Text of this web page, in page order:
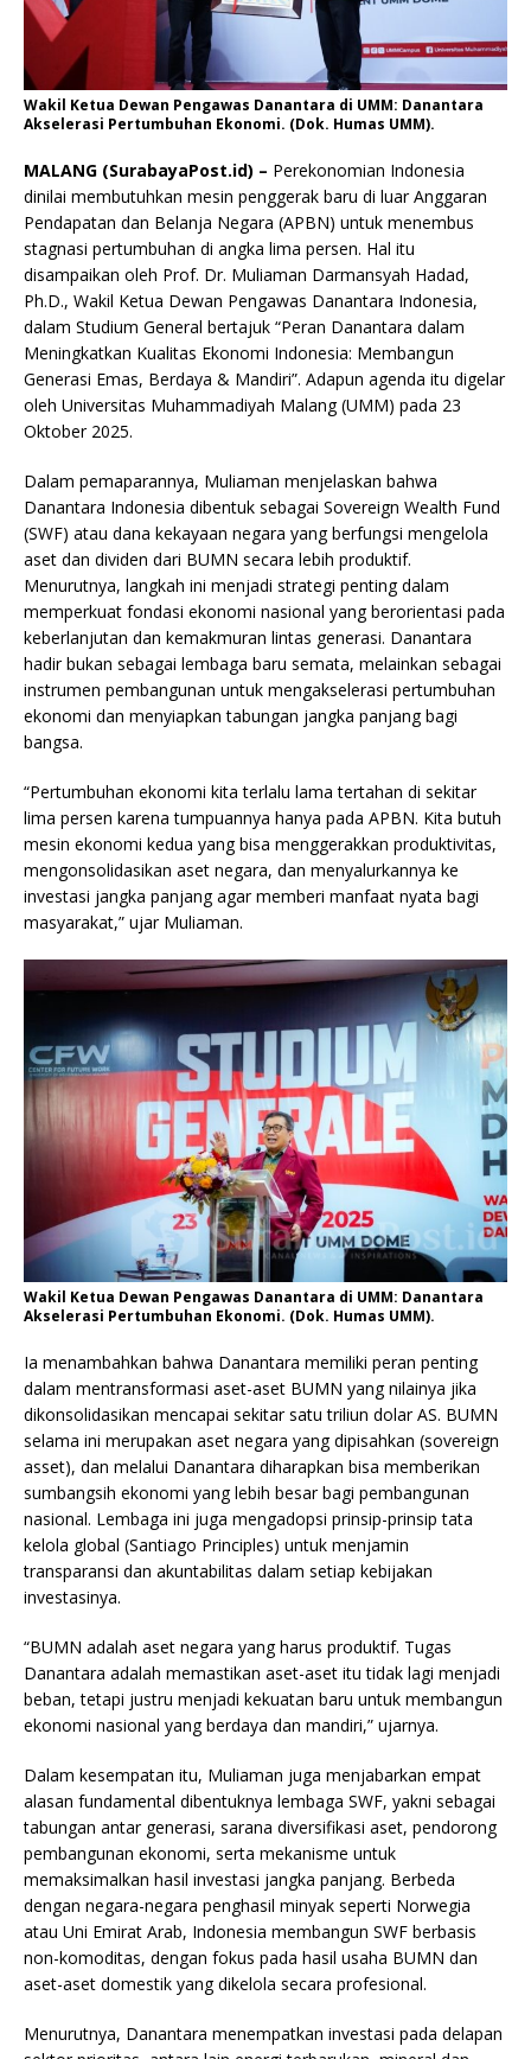
Wakil Ketua Dewan Pengawas Danantara di UMM: Danantara
Akselerasi Pertumbuhan Ekonomi. (Dok. Humas UMM).
MALANG (SurabayaPost.id) – Perekonomian Indonesia
dinilai membutuhkan mesin penggerak baru di luar Anggaran
Pendapatan dan Belanja Negara (APBN) untuk menembus
stagnasi pertumbuhan di angka lima persen. Hal itu
disampaikan oleh Prof. Dr. Muliaman Darmansyah Hadad,
Ph.D., Wakil Ketua Dewan Pengawas Danantara Indonesia,
dalam Studium General bertajuk “Peran Danantara dalam
Meningkatkan Kualitas Ekonomi Indonesia: Membangun
Generasi Emas, Berdaya & Mandiri”. Adapun agenda itu digelar
oleh Universitas Muhammadiyah Malang (UMM) pada 23
Oktober 2025.
Dalam pemaparannya, Muliaman menjelaskan bahwa
Danantara Indonesia dibentuk sebagai Sovereign Wealth Fund
(SWF) atau dana kekayaan negara yang berfungsi mengelola
aset dan dividen dari BUMN secara lebih produktif.
Menurutnya, langkah ini menjadi strategi penting dalam
memperkuat fondasi ekonomi nasional yang berorientasi pada
keberlanjutan dan kemakmuran lintas generasi. Danantara
hadir bukan sebagai lembaga baru semata, melainkan sebagai
instrumen pembangunan untuk mengakselerasi pertumbuhan
ekonomi dan menyiapkan tabungan jangka panjang bagi
bangsa.
“Pertumbuhan ekonomi kita terlalu lama tertahan di sekitar
lima persen karena tumpuannya hanya pada APBN. Kita butuh
mesin ekonomi kedua yang bisa menggerakkan produktivitas,
mengonsolidasikan aset negara, dan menyalurkannya ke
investasi jangka panjang agar memberi manfaat nyata bagi
masyarakat,” ujar Muliaman.
Wakil Ketua Dewan Pengawas Danantara di UMM: Danantara
Akselerasi Pertumbuhan Ekonomi. (Dok. Humas UMM).
Ia menambahkan bahwa Danantara memiliki peran penting
dalam mentransformasi aset-aset BUMN yang nilainya jika
dikonsolidasikan mencapai sekitar satu triliun dolar AS. BUMN
selama ini merupakan aset negara yang dipisahkan (sovereign
asset), dan melalui Danantara diharapkan bisa memberikan
sumbangsih ekonomi yang lebih besar bagi pembangunan
nasional. Lembaga ini juga mengadopsi prinsip-prinsip tata
kelola global (Santiago Principles) untuk menjamin
transparansi dan akuntabilitas dalam setiap kebijakan
investasinya.
“BUMN adalah aset negara yang harus produktif. Tugas
Danantara adalah memastikan aset-aset itu tidak lagi menjadi
beban, tetapi justru menjadi kekuatan baru untuk membangun
ekonomi nasional yang berdaya dan mandiri,” ujarnya.
Dalam kesempatan itu, Muliaman juga menjabarkan empat
alasan fundamental dibentuknya lembaga SWF, yakni sebagai
tabungan antar generasi, sarana diversifikasi aset, pendorong
pembangunan ekonomi, serta mekanisme untuk
memaksimalkan hasil investasi jangka panjang. Berbeda
dengan negara-negara penghasil minyak seperti Norwegia
atau Uni Emirat Arab, Indonesia membangun SWF berbasis
non-komoditas, dengan fokus pada hasil usaha BUMN dan
aset-aset domestik yang dikelola secara profesional.
Menurutnya, Danantara menempatkan investasi pada delapan